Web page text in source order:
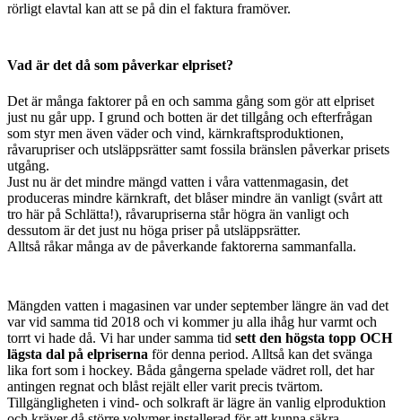
rörligt elavtal kan att se på din el faktura framöver.
Vad är det då som påverkar elpriset?
Det är många faktorer på en och samma gång som gör att elpriset
just nu går upp. I grund och botten är det tillgång och efterfrågan
som styr men även väder och vind, kärnkraftsproduktionen,
råvarupriser och utsläppsrätter samt fossila bränslen påverkar prisets
utgång.
Just nu är det mindre mängd vatten i våra vattenmagasin, det
produceras mindre kärnkraft, det blåser mindre än vanligt (svårt att
tro här på Schlätta!), råvarupriserna står högra än vanligt och
dessutom är det just nu höga priser på utsläppsrätter.
Alltså råkar många av de påverkande faktorerna sammanfalla.
Mängden vatten i magasinen var under september längre än vad det
var vid samma tid 2018 och vi kommer ju alla ihåg hur varmt och
torrt vi hade då. Vi har under samma tid sett den högsta topp OCH
lägsta dal på elpriserna för denna period. Alltså kan det svänga
lika fort som i hockey. Båda gångerna spelade vädret roll, det har
antingen regnat och blåst rejält eller varit precis tvärtom.
Tillgängligheten i vind- och solkraft är lägre än vanlig elproduktion